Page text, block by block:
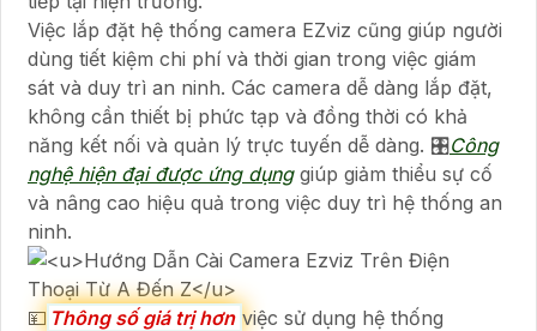
Việc lắp đặt hệ thống camera EZviz cũng giúp người
dùng tiết kiệm chi phí và thời gian trong việc giám
sát và duy trì an ninh. Các camera dễ dàng lắp đặt,
không cần thiết bị phức tạp và đồng thời có khả
năng kết nối và quản lý trực tuyến dễ dàng. 🎛Công
nghệ hiện đại được ứng dụnggiúp giảm thiểu sự cố
và nâng cao hiệu quả trong việc duy trì hệ thống an
ninh.
💴 Thông số giá trị hơn việc sử dụng hệ thống